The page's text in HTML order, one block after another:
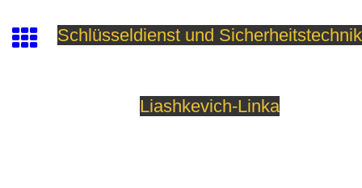
Schlüsseldienst und Sicherheitstechnik
Liashkevich-Linka